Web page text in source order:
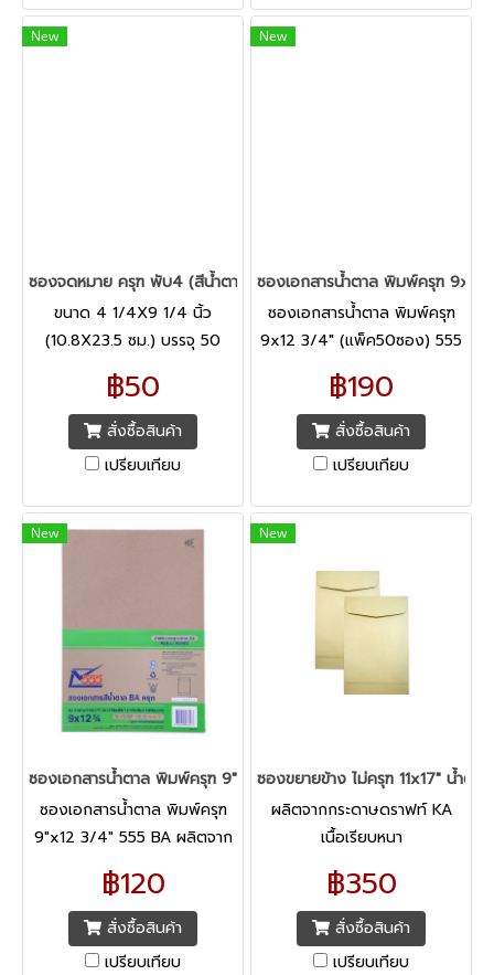
New
ซองจดหมาย ครุฑ พับ4 (สีน้ำตาล) (50 ซอง/แพ็ค)
ขนาด 4 1/4X9 1/4 นิ้ว
(10.8X23.5 ซม.) บรรจุ 50
ซอง/แพ็ค
฿50
สั่งซื้อสินค้า
เปรียบเทียบ
New
ซองเอกสารน้ำตาล พิมพ์ครุฑ
ซองเอกสารน้ำตาล พิมพ์ครุฑ
9x12 3/4" (แพ็ค50ซอง) 555
KA ผลิตจากกระดาษดราฟท์ KA
เนื้อเรียบหนา
฿190
สั่งซื้อสินค้า
เปรียบเทียบ
New
ซองเอกสารน้ำตาล พิมพ์ครุฑ 9"x12 3/4" 555 BA
ซองเอกสารน้ำตาล พิมพ์ครุฑ
9"x12 3/4" 555 BA ผลิตจาก
กระดาษคราฟท์ BA คุณภาพดี
เนื้อเนียน
฿120
สั่งซื้อสินค้า
เปรียบเทียบ
New
ซองขยายข้าง ไม่ครุฑ 11x17" น้ำต
ผลิตจากกระดาษดราฟท์ KA
เนื้อเรียบหนา
฿350
สั่งซื้อสินค้า
เปรียบเทียบ